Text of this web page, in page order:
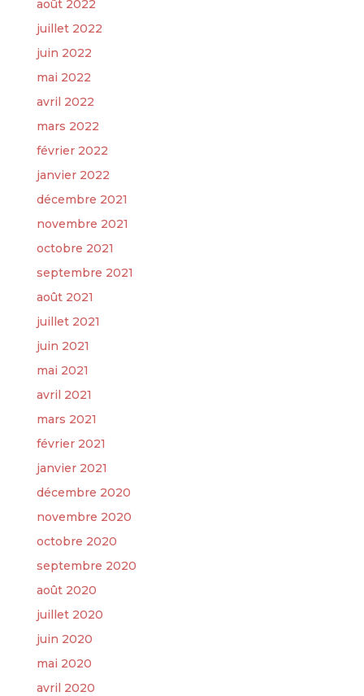
août 2022
juillet 2022
juin 2022
mai 2022
avril 2022
mars 2022
février 2022
janvier 2022
décembre 2021
novembre 2021
octobre 2021
septembre 2021
août 2021
juillet 2021
juin 2021
mai 2021
avril 2021
mars 2021
février 2021
janvier 2021
décembre 2020
novembre 2020
octobre 2020
septembre 2020
août 2020
juillet 2020
juin 2020
mai 2020
avril 2020